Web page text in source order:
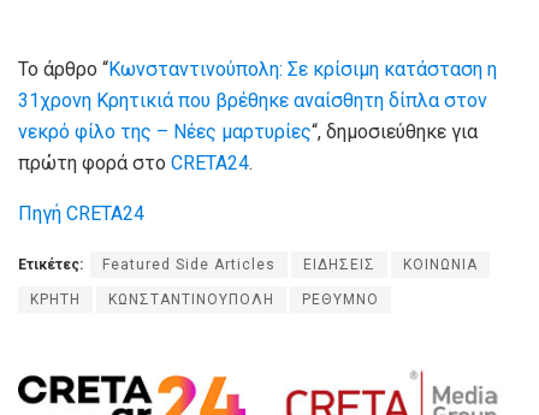
Το άρθρο “Κωνσταντινούπολη: Σε κρίσιμη κατάσταση η
31χρονη Κρητικιά που βρέθηκε αναίσθητη δίπλα στον
νεκρό φίλο της – Νέες μαρτυρίες“, δημοσιεύθηκε για
πρώτη φορά στο CRETA24.
Πηγή CRETA24
Ετικέτες: Featured Side Articles ΕΙΔΗΣΕΙΣ ΚΟΙΝΩΝΙΑ
ΚΡΗΤΗ ΚΩΝΣΤΑΝΤΙΝΟΥΠΟΛΗ ΡΕΘΥΜΝΟ